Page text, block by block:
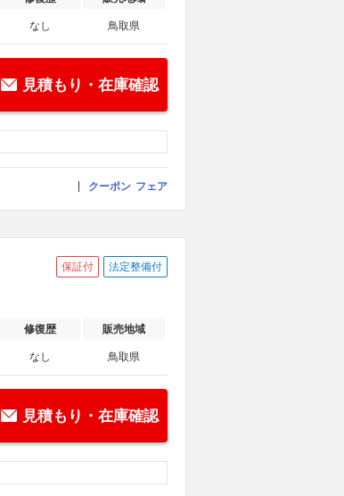
なし 鳥取県
見積もり・在庫確認
クーポン フェア
保証付 法定整備付
修復歴 販売地域
なし 鳥取県
見積もり・在庫確認